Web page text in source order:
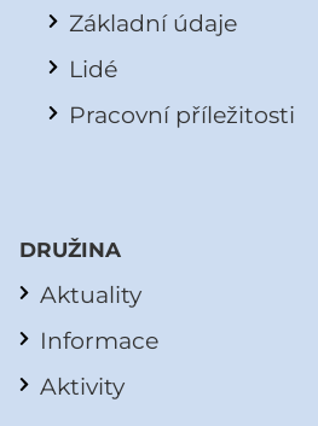
Základní údaje
Lidé
Pracovní příležitosti
DRUŽINA
Aktuality
Informace
Aktivity